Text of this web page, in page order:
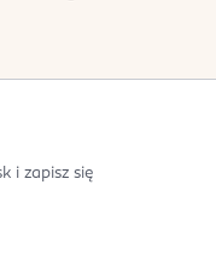
i zapisz się